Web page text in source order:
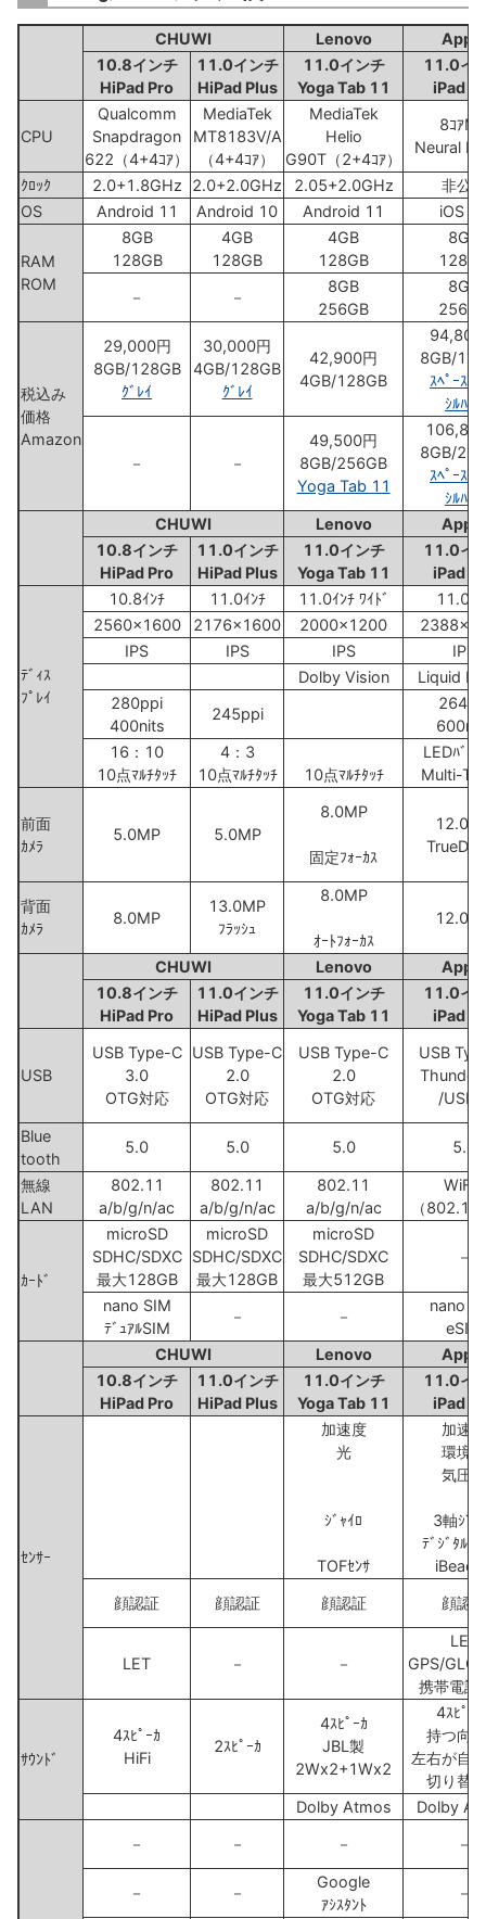
CHUWI Lenovo
Apple
10.8インチ
HiPad Pro
11.0インチ
HiPad Plus
11.0インチ
Yoga Tab 11
11.0イ
iPad
CPU
Qualcomm
Snapdragon
622（4+4ｺｱ）
MediaTek
MT8183V/A
（4+4ｺｱ）
MediaTek
Helio
G90T（2+4ｺｱ）
8ｺｱ
Neural
ｸﾛｯｸ 2.0+1.8GHz 2.0+2.0GHz 2.05+2.0GHz
非公開
OS
Android 11 Android 10 Android 11 iOS
RAM
ROM
8GB
128GB
4GB
128GB
4GB
128GB
8GB
－
－
8GB
256GB
8GB
税込み
価格
Amazon
29,000円
8GB/128GB
ｸﾞﾚｲ
30,000円
4GB/128GB
ｸﾞﾚｲ
42,900円
4GB/128GB
94,800
8GB/
ｽﾍﾟｰｽｸﾞ
ｼﾙﾊﾞｰ
－ －
49,500円
8GB/256GB
Yoga Tab 11
8GB/
ｽﾍﾟｰｽｸﾞ
ｼﾙﾊﾞｰ
CHUWI
Lenovo
Apple
10.8インチ
HiPad Pro
11.0インチ
HiPad Plus
11.0インチ
Yoga Tab 11
11.0イ
iPad
ﾃﾞｨｽ
ﾌﾟﾚｲ
10.8ｲﾝﾁ 11.0ｲﾝﾁ 11.0ｲﾝﾁ ﾜｲﾄﾞ
11.0ｲ
2560x1600
2176x1600 2000x1200
IPS
IPS IPS
IPS
Dolby Vision
Liquid
280ppi
400nits
245ppi
16：10
10点ﾏﾙﾁﾀｯﾁ
4：3
10点ﾏﾙﾁﾀｯﾁ
10点ﾏﾙﾁﾀｯﾁ
LEDﾊﾞｯｸ
Multi-
前面
ｶﾒﾗ
5.0MP 5.0MP
8.0MP
固定ﾌｫｰｶｽ
背面
ｶﾒﾗ
8.0MP
13.0MP
ﾌﾗｯｼｭ
8.0MP
ｵｰﾄﾌｫｰｶｽ
CHUWI Lenovo
Apple
10.8インチ
HiPad Pro
11.0インチ
HiPad Plus
11.0インチ
Yoga Tab 11
11.0イ
iPad
USB
USB Type-C
3.0
OTG対応
USB Type-C
2.0
OTG対応
USB Type-C
2.0
OTG対応
USB
/USB
Blue
tooth
5.0 5.0 5.0 5.0
無線
LAN
802.11
a/b/g/n/ac
802.11
a/b/g/n/ac
802.11
a/b/g/n/ac
WiFi6
（802.11
ｶｰﾄﾞ
microSD
SDHC/SDXC
最大128GB
microSD
SDHC/SDXC
最大128GB
microSD
SDHC/SDXC
最大512GB
－
nano SIM
ﾃﾞｭｱﾙSIM
－ －
nano
eSIM
CHUWI
Lenovo
Apple
10.8インチ
HiPad Pro
11.0インチ
HiPad Plus
11.0インチ
Yoga Tab 11
11.0イ
iPad
ｾﾝｻｰ
加速度
光
ｼﾞｬｲﾛ
TOFｾﾝｻ
加速度
環境光
気圧計
3軸ｼﾞｬ
ﾃﾞｼﾞﾀﾙｺﾝ
顔認証
顔認証 顔認証 顔認証
LET － －
LET
GPS/
携帯電話
ｻｳﾝﾄﾞ
4ｽﾋﾟｰｶ
HiFi
2ｽﾋﾟｰｶ
4ｽﾋﾟｰｶ
JBL製
2Wx2+1Wx2
4ｽﾋﾟｰ
持つ向
左右が自
切り替
Dolby Atmos
Dolby
－ － － －
－ －
Google
ｱｼｽﾀﾝﾄ
－